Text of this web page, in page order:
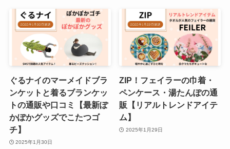
ぐるナイのマーメイドブラ
ンケットと着るブランケッ
トの通販や口コミ【最新ぽ
かぽかグッズでこたつゴ
チ】
2025年1月30日
ZIP！フェイラーの巾着・
ペンケース・湯たんぽの通
販【リアルトレンドアイテ
ム】
2025年1月29日